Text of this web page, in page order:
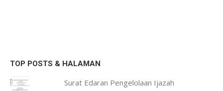
TOP POSTS & HALAMAN
Surat Edaran Pengelolaan Ijazah